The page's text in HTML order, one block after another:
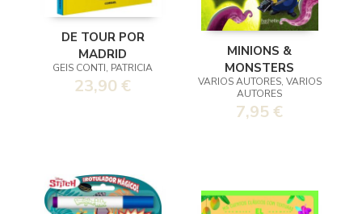
DE TOUR POR
MADRID
GEIS CONTI, PATRICIA
23,90 €
MINIONS &
MONSTERS
VARIOS AUTORES, VARIOS
AUTORES
7,95 €